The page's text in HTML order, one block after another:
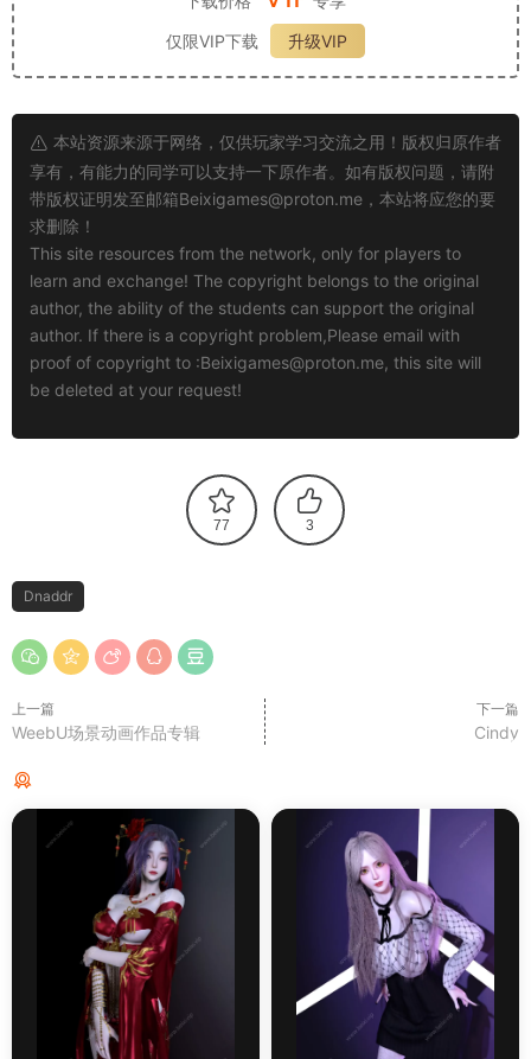
仅限VIP下载
升级VIP
本站资源来源于网络，仅供玩家学习交流之用！版权归原作者
享有，有能力的同学可以支持一下原作者。如有版权问题，请附
带版权证明发至邮箱Beixigames@proton.me ，本站将应您的要
求删除！
This site resources from the network, only for players to
learn and exchange! The copyright belongs to the original
author, the ability of the students can support the original
author. If there is a copyright problem,Please email with
proof of copyright to :Beixigames@proton.me, this site will
be deleted at your request!
77 3
Dnaddr
上一篇
WeebU场景动画作品专辑
下一篇
Cindy